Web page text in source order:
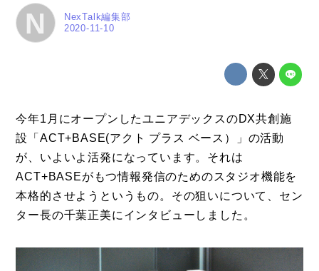
N 2020-11-10
NexTalk編集部
今年1月にオープンしたユニアデックスのDX共創施
設「ACT+BASE(アクト プラス ベース）」の活動
が、いよいよ活発になっています。それは
ACT+BASEがもつ情報発信のためのスタジオ機能を
本格的させようというもの。その狙いについて、セン
ター長の千葉正美にインタビューしました。